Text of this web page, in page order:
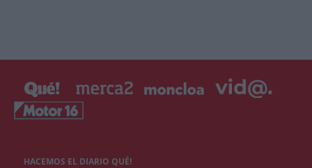
HACEMOS EL DIARIO QUÉ!